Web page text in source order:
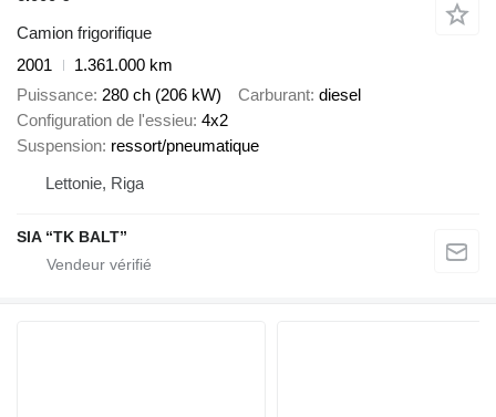
Camion frigorifique
2001
1.361.000 km
Puissance 280 ch (206 kW) Carburant diesel
Configuration de l'essieu 4x2
Suspension ressort/pneumatique
Lettonie, Riga
SIA “TK BALT”